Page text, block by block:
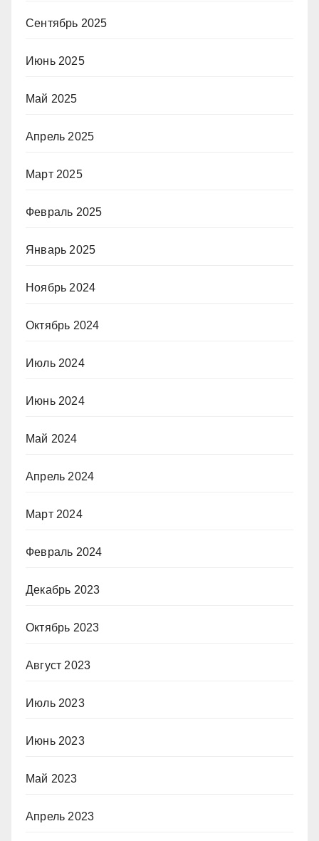
Сентябрь 2025
Июнь 2025
Май 2025
Апрель 2025
Март 2025
Февраль 2025
Январь 2025
Ноябрь 2024
Октябрь 2024
Июль 2024
Июнь 2024
Май 2024
Апрель 2024
Март 2024
Февраль 2024
Декабрь 2023
Октябрь 2023
Август 2023
Июль 2023
Июнь 2023
Май 2023
Апрель 2023